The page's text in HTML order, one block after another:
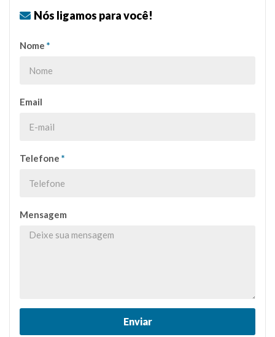
Nós ligamos para você!
Nome *
Email
Telefone *
Mensagem